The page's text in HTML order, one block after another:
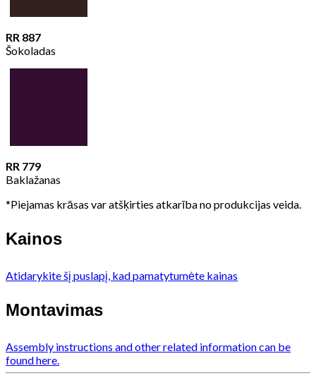
RR 887
Šokoladas
RR 779
Baklažanas
*Piejamas krāsas var atšķirties atkarība no produkcijas veida.
Kainos
Atidarykite šį puslapį, kad pamatytumėte kainas
Montavimas
Assembly instructions and other related information can be
found here.